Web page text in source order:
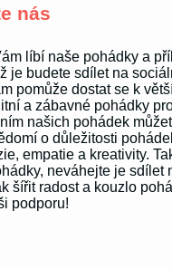
nás
líbí naše pohádky a
je budete sdílet na
pomůže dostat se k
a zábavné pohádky
našich pohádek
o důležitosti
empatie a kreativity.
neváhejte je sdílet
šířit radost a kouzlo
podporu!